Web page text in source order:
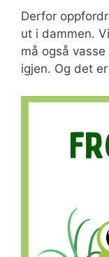
Derfor
ut i dammen.
må også
igjen. Og det